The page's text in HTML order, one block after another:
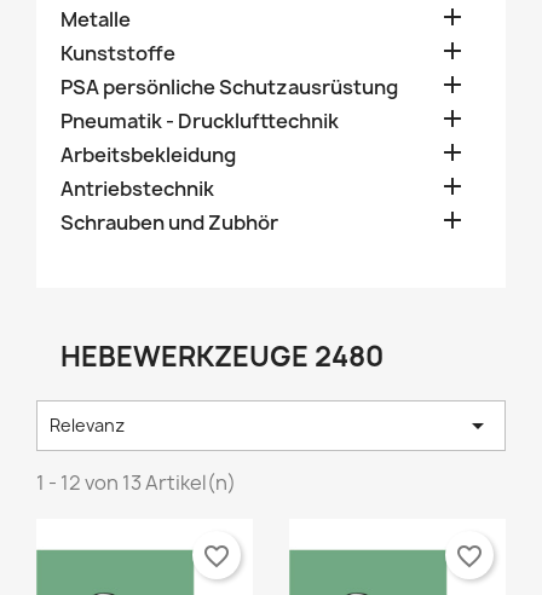
Metalle 
Kunststoffe 
PSA persönliche Schutzausrüstung 
Pneumatik - Drucklufttechnik 
Arbeitsbekleidung 
Antriebstechnik 
Schrauben und Zubhör 
HEBEWERKZEUGE 2480
Relevanz 
1 - 12 von 13 Artikel(n)
favorite_border favorite_border